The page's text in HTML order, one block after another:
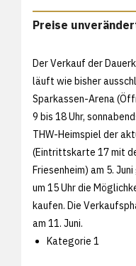
Preise
Der Verkauf der
läuft wie bisher
Sparkassen-Arena
9 bis 18 Uhr,
THW-Heimspiel der
(Eintrittskarte 17 mit
Friesenheim) am 5.
um 15 Uhr die
kaufen. Die
am 11. Juni.
Kategorie 1